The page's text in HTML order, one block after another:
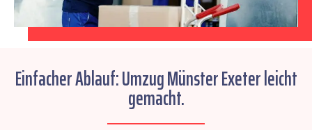
Einfacher Ablauf: Umzug Münster Exeter leicht
gemacht.